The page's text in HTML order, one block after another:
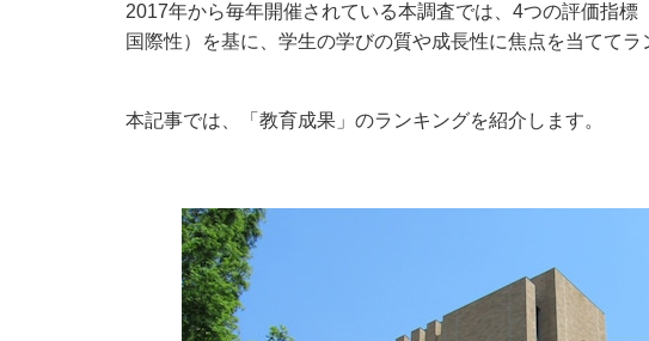
2017年から毎年開催されている本調査では、4つの評価指標
国際性）を基に、学生の学びの質や成長性に焦点を当ててラ
本記事では、「教育成果」のランキングを紹介します。